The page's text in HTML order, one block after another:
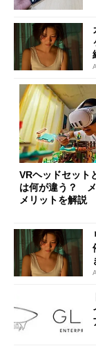
VRヘッドセット
は何が違う？
メリットを解説